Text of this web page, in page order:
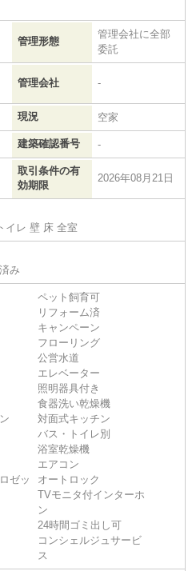
管理形態
管理会社に全部
委託
管理会社 -
現況 空家
建築確認番号 -
取引条件の有
効期限
2026年08月21日
イレ 壁 床 全室
み
ペット飼育可
リフォーム済
キャンペーン
フローリング
公営水道
エレベーター
照明器具付き
食器洗い乾燥機
対面式キッチン
バス・トイレ別
浴室乾燥機
エアコン
ゼッ
オートロック
TVモニタ付インターホ
ン
24時間ゴミ出し可
コンシェルジュサービ
ス